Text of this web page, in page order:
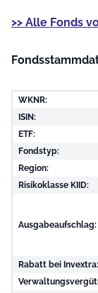
>> Alle Fonds
WKNR:
ISIN:
ETF:
Fondstyp:
Region:
Risikoklasse KIID:
Ausgabeaufschlag:
Rabatt bei Invextra: